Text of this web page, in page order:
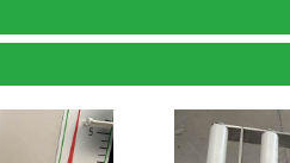
protection ensures the